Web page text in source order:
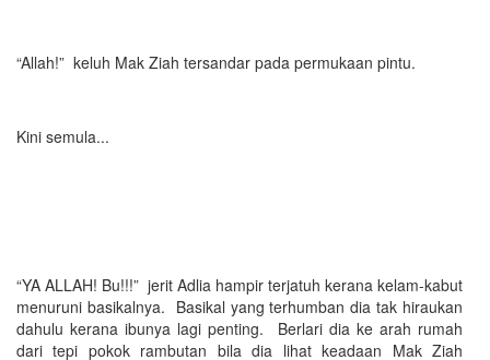
“Allah!” keluh Mak Ziah tersandar pada permukaan pintu.
Kini semula...
“YA ALLAH! Bu!!!” jerit Adlia hampir terjatuh kerana kelam-kabut
menuruni basikalnya. Basikal yang terhumban dia tak hiraukan
dahulu kerana ibunya lagi penting. Berlari dia ke arah rumah
dari tepi pokok rambutan bila dia lihat keadaan Mak Ziah